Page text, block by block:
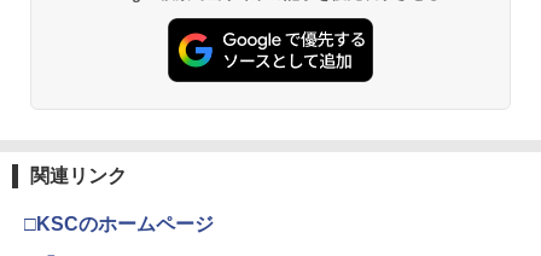
関連リンク
□KSCのホームページ